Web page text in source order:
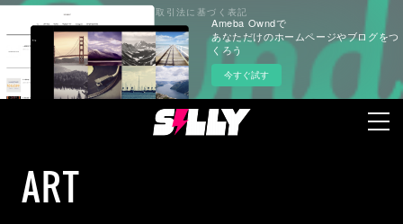
Ameba Owndで
あなただけのホームページやブログをつ
くろう
今すぐ試す
ART
プライバシーポリシー 特定商取引法に基づく表記